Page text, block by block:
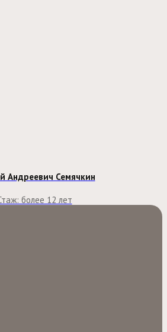
Андреевич Семячкин
более 12 лет